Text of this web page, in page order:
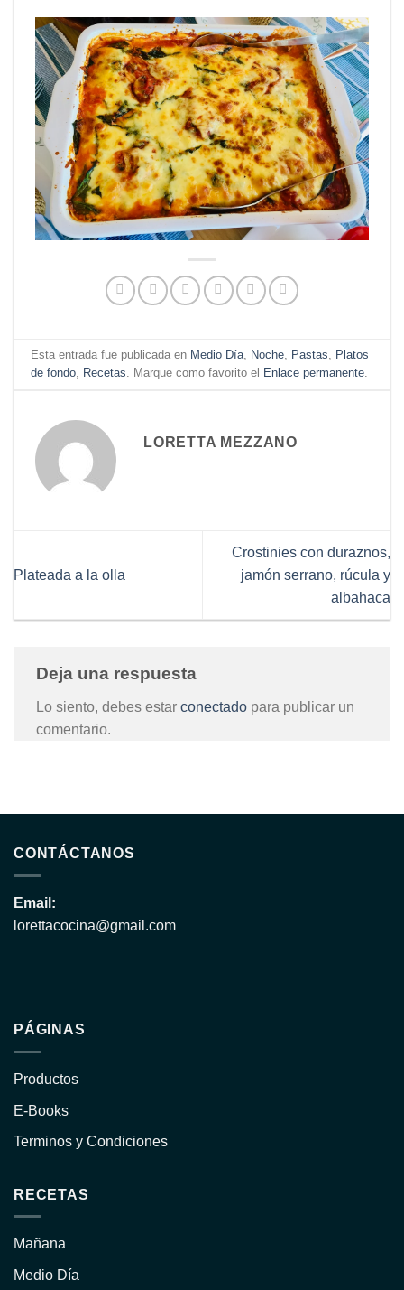
Esta entrada fue publicada en Medio Día Noche Pastas
Platos
de fondo
Recetas . Marque como favorito el Enlace permanente
LORETTA MEZZANO
Plateada a la olla
Crostinies con duraznos,
jamón serrano, rúcula y
albahaca
Deja una respuesta
Lo siento, debes estar conectado para publicar un
comentario.
CONTÁCTANOS
Email:
lorettacocina@gmail.com
PÁGINAS
Productos
E-Books
Terminos y Condiciones
RECETAS
Mañana
Medio Día